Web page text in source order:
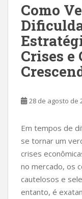
Como
Crises
28 de agosto de
Em tempos de
se tornar um
crises
no mercado, os
cautelosos e
entanto, é